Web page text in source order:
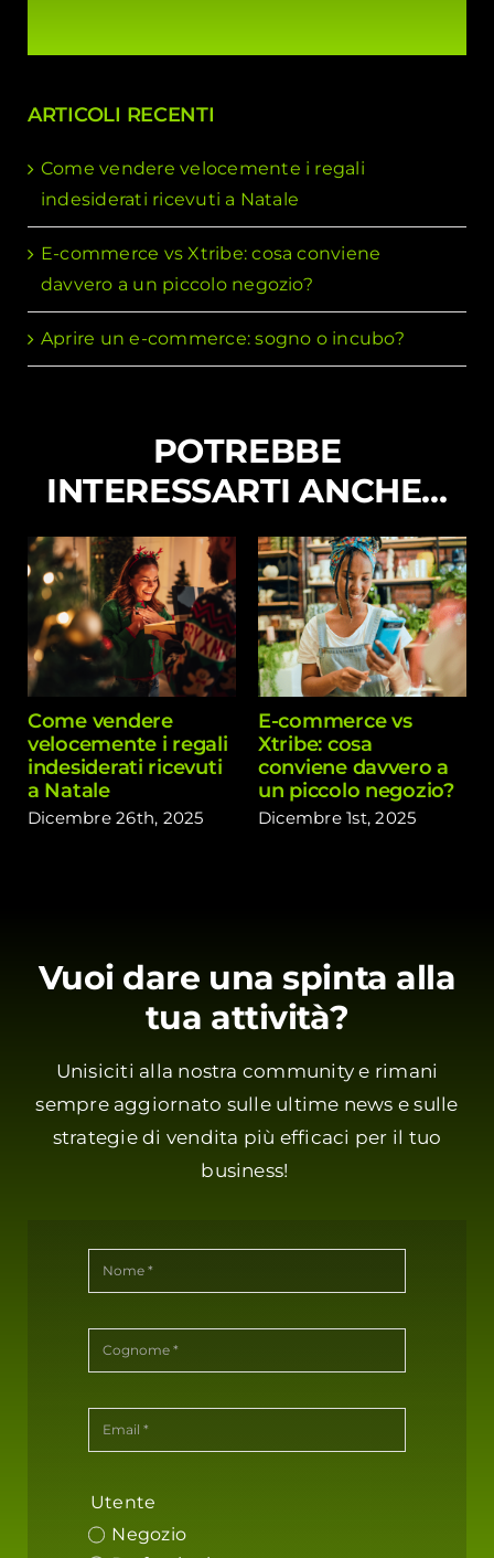
ARTICOLI RECENTI
Come vendere velocemente i regali
indesiderati ricevuti a Natale
E-commerce vs Xtribe: cosa conviene
davvero a un piccolo negozio?
Aprire un e-commerce: sogno o incubo?
POTREBBE
INTERESSARTI ANCHE…
Come vendere
velocemente i regali
indesiderati ricevuti
a Natale
Dicembre 26th, 2025
E-commerce vs
Xtribe: cosa
conviene davvero a
un piccolo negozio?
Dicembre 1st, 2025
Vuoi dare una spinta alla
tua attività?
Unisiciti alla nostra community e rimani
sempre aggiornato sulle ultime news e sulle
strategie di vendita più efficaci per il tuo
business!
Utente
Negozio